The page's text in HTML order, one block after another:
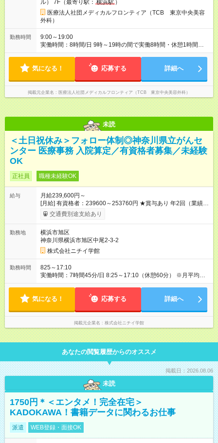
ル） 7F（最寄り駅： 横浜駅 ）
医療法人社団メディカルフロンティア（TCB 東京中央美容
外科）
勤務時間
9:00～19:00
実働時間：8時間/日 9時～19時の間で実働8時間・休憩1時間
（クリニックにより9:00~18:00or10:00~19:00勤務） 【残業ほ
ィナーの予定を入れたり、お買い物、ピラティスのレッスンな
境です。
気になる！ 応募する 詳細へ
掲載元企業名 医療法人社団メディカルフロンティア（TCB 東京中央美容外科）
未読
＜土日祝休み＞フォロー体制◎神奈川県立がんセ
ンター 医療事務 入院算定／有資格者募集／未経験
OK
正社員 職種未経験OK
給与
月給239,600円～
[月給] 有資格者：239600～253760円 ★賞与あり 年2回（業績に
よる 初年度1回） ★キャリアアップ制度あり 進級により給与
がアップします！ 【試用期間】試用期間あり 試用期間の長さ：
交通費別途支給あり
勤務地
横浜市旭区
神奈川県横浜市旭区中尾2-3-2
株式会社ニチイ学館
勤務時間
825～17:10
実働時間：7時間45分/日 8:25～17:10（休憩60分） ※月平均労
働時間 157時間 ※残業 月平均20～30時間（残業代は1分単位で
りますが、振替休日を取得いただけます
気になる！ 応募する 詳細へ
掲載元企業名 株式会社ニチイ学館
あなたの閲覧履歴からのオススメ
掲載日：2026.08.06
未読
1750円＊＜エンタメ！完全在宅＞
KADOKAWA！書籍データに関わるお仕事
派遣 WEB登録・面接OK